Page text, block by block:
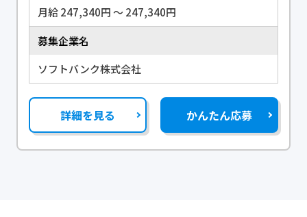
月給 247,340円 〜 247,340円
募集企業名
ソフトバンク株式会社
詳細を見る かんたん応募